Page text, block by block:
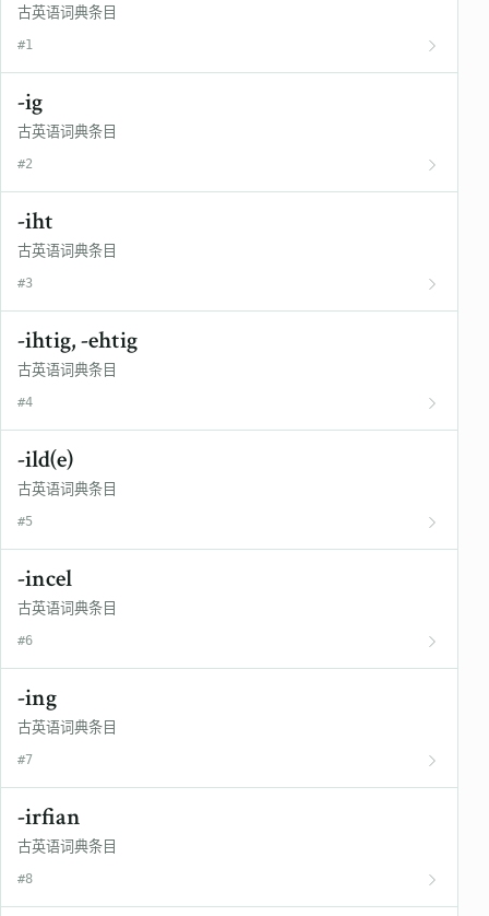
古英语词典条目
#1
-ig
古英语词典条目
#2
-iht
古英语词典条目
#3
-ihtig, -ehtig
古英语词典条目
#4
-ild(e)
古英语词典条目
#5
-incel
古英语词典条目
#6
-ing
古英语词典条目
#7
-irfian
古英语词典条目
#8